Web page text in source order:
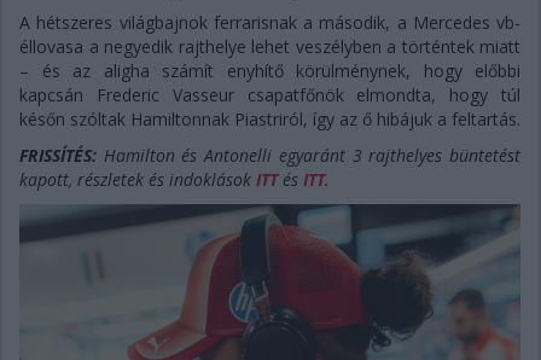
A hétszeres világbajnok ferrarisnak a második, a Mercedes vb-
éllovasa a negyedik rajthelye lehet veszélyben a történtek miatt
– és az aligha számít enyhítő körülménynek, hogy előbbi
kapcsán Frederic Vasseur csapatfőnök elmondta, hogy túl
későn szóltak Hamiltonnak Piastriról, így az ő hibájuk a feltartás.
FRISSÍTÉS: Hamilton és Antonelli egyaránt 3 rajthelyes büntetést
kapott, részletek és indoklások ITTés ITT.